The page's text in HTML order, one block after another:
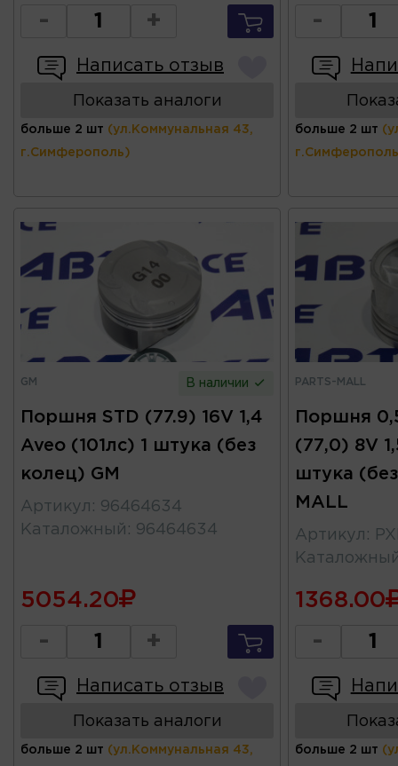
- +
Написать отзыв
Показать аналоги
больше 2 шт (ул.Коммунальная 43,
г.Симферополь)
-
больше 2 шт
GM В наличии
Поршня STD (77.9) 16V 1,4
Aveo (101лс) 1 штука (без
колец) GM
Артикул : 96464634
Каталожный : 96464634
5054.20
- +
Написать отзыв
Показать аналоги
больше 2 шт (ул.Коммунальная 43,
PARTS-MALL
Поршня
(77,0) 8V
штука
MALL
Артикул :
1368.00
-
больше 2 шт